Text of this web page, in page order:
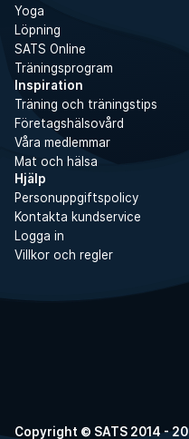
Yoga
Löpning
SATS Online
Träningsprogram
Inspiration
Träning och träningstips
Företagshälsovård
Våra medlemmar
Mat och hälsa
Hjälp
Personuppgiftspolicy
Kontakta kundservice
Logga in
Villkor och regler
Copyright © SATS 2014 -